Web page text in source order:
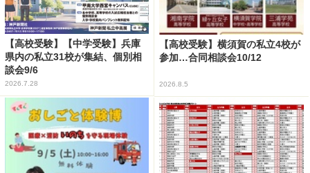
【高校受験】【中学受験】兵庫
県内の私立31校が集結、個別相
談会9/6
2026.7.28
【高校受験】横須賀の私立4校が
参加…合同相談会10/12
2026.8.5